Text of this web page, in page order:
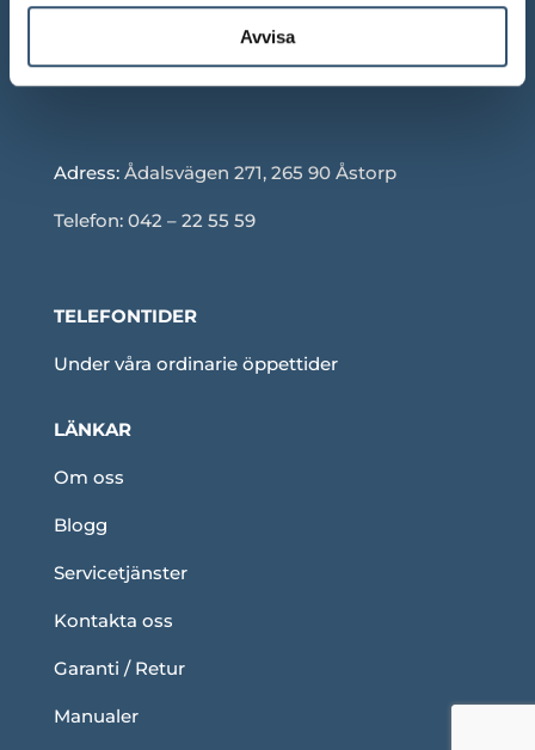
Avvisa
Röda dagar: Stängt om inget annat anges
Adress: Ådalsvägen 271, 265 90 Åstorp
Telefon: 042 – 22 55 59
TELEFONTIDER
Under våra ordinarie öppettider
LÄNKAR
Om oss
Blogg
Servicetjänster
Kontakta oss
Garanti / Retur
Manualer